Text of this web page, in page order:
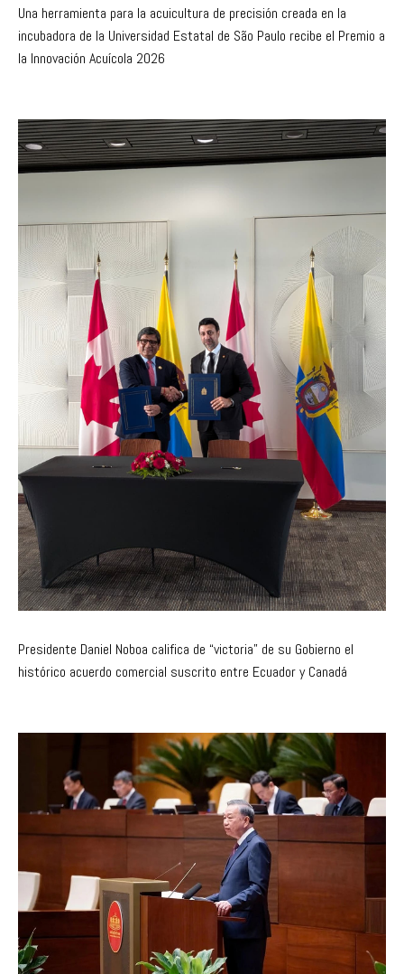
Una herramienta para la acuicultura de precisión creada en la
incubadora de la Universidad Estatal de São Paulo recibe el Premio a
la Innovación Acuícola 2026
Presidente Daniel Noboa califica de “victoria” de su Gobierno el
histórico acuerdo comercial suscrito entre Ecuador y Canadá